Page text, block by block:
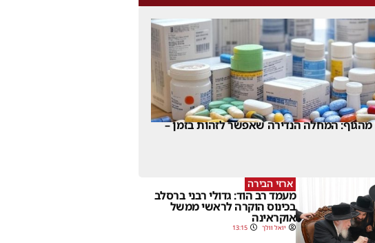
המחלה הנדירה שאפשר לזהות בזמן –
ארזי הבירה
מעמד רב הוד: גדולי רבני ברסלב
בכינוס הוקרה לראשי ממשל
אוקראינה
יואל וולך 13:15